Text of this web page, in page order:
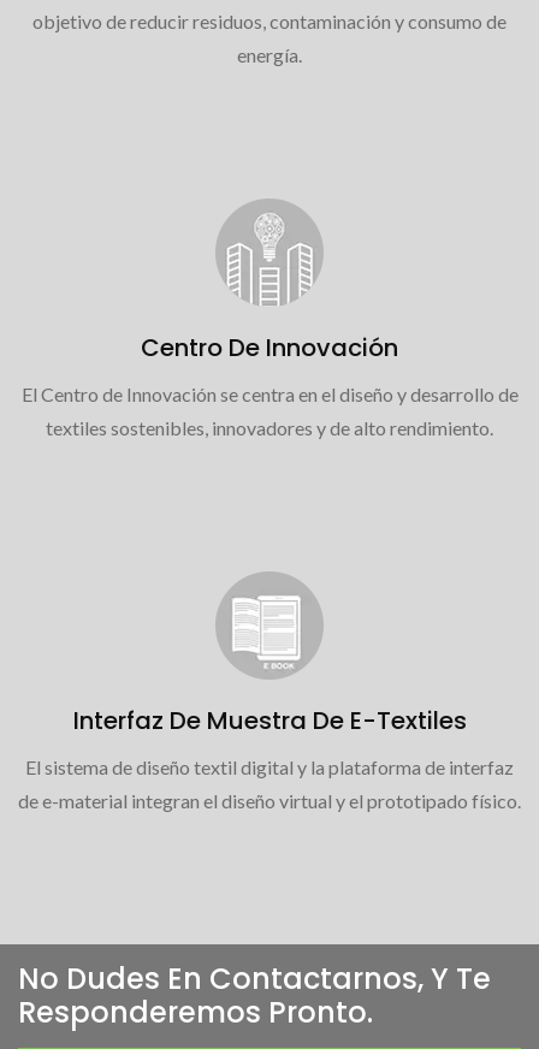
objetivo de reducir residuos, contaminación y consumo de
energía.
Centro De Innovación
El Centro de Innovación se centra en el diseño y desarrollo de
textiles sostenibles, innovadores y de alto rendimiento.
Interfaz De Muestra De E-Textiles
El sistema de diseño textil digital y la plataforma de interfaz
de e-material integran el diseño virtual y el prototipado físico.
No Dudes En Contactarnos, Y Te
Responderemos Pronto.